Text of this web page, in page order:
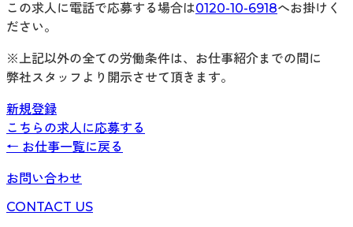
この求人に電話で応募する場合は0120-10-6918へお掛けく
ださい。
※上記以外の全ての労働条件は、お仕事紹介までの間に
弊社スタッフより開示させて頂きます。
新規登録
こちらの求人に応募する
← お仕事一覧に戻る
お問い合わせ
CONTACT US